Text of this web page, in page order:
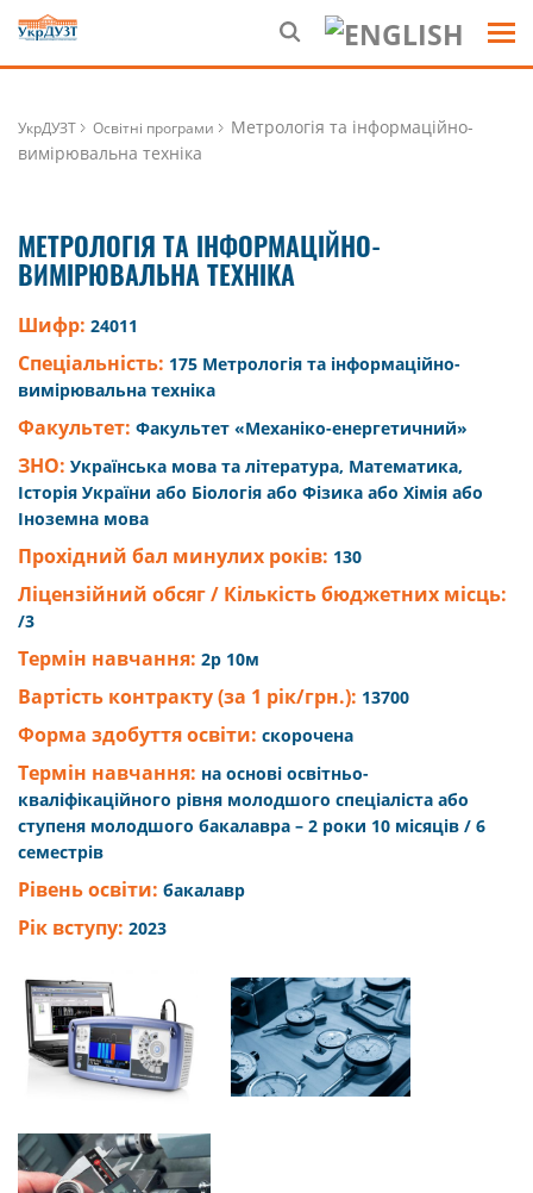
УкрДУЗТ Освітні програми
Метрологія та інформаційно-
вимірювальна техніка
МЕТРОЛОГІЯ ТА ІНФОРМАЦІЙНО-
ВИМІРЮВАЛЬНА ТЕХНІКА
Шифр: 24011
Спеціальність: 175 Метрологія та інформаційно-
вимірювальна техніка
Факультет: Факультет «Механіко-енергетичний»
ЗНО: Українська мова та література, Математика,
Історія України або Біологія або Фізика або Хімія або
Іноземна мова
Прохідний бал минулих років: 130
Ліцензійний обсяг / Кількість бюджетних місць:
/3
Термін навчання: 2р 10м
Вартість контракту (за 1 рік/грн.): 13700
Форма здобуття освіти: скорочена
Термін навчання: на основі освітньо-
кваліфікаційного рівня молодшого спеціаліста або
ступеня молодшого бакалавра – 2 роки 10 місяців / 6
семестрів
Рівень освіти: бакалавр
Рік вступу: 2023